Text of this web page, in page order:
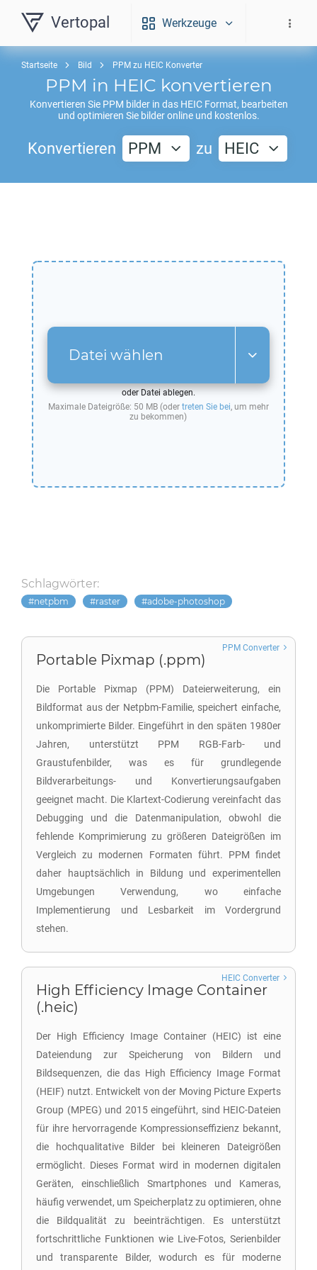
Vertopal Werkzeuge
Startseite Bild PPM zu HEIC Konverter
PPM in HEIC konvertieren
Konvertieren Sie PPM bilder in das HEICFormat, bearbeiten
und optimieren Sie bilder online und kostenlos.
Konvertieren PPM zu HEIC
Datei wählen
oder Datei ablegen.
Maximale Dateigröße: 50 MB (oder treten Sie bei, um mehr
zu bekommen)
Schlagwörter:
netpbm raster adobe-photoshop
Portable Pixmap (.ppm)
Die Portable Pixmap (PPM) Dateierweiterung, ein
Bildformat aus der Netpbm-Familie, speichert einfache,
unkomprimierte Bilder. Eingeführt in den späten 1980er
Jahren, unterstützt PPM RGB-Farb- und
Graustufenbilder, was es für grundlegende
Bildverarbeitungs- und Konvertierungsaufgaben
geeignet macht. Die Klartext-Codierung vereinfacht das
Debugging und die Datenmanipulation, obwohl die
fehlende Komprimierung zu größeren Dateigrößen im
Vergleich zu modernen Formaten führt. PPM findet
daher hauptsächlich in Bildung und experimentellen
Umgebungen Verwendung, wo einfache
Implementierung und Lesbarkeit im Vordergrund
stehen.
PPM Converter
High Efficiency Image Container
(.heic)
Der High Efficiency Image Container (HEIC) ist eine
Dateiendung zur Speicherung von Bildern und
Bildsequenzen, die das High Efficiency Image Format
(HEIF) nutzt. Entwickelt von der Moving Picture Experts
Group (MPEG) und 2015 eingeführt, sind HEIC-Dateien
für ihre hervorragende Kompressionseffizienz bekannt,
die hochqualitative Bilder bei kleineren Dateigrößen
ermöglicht. Dieses Format wird in modernen digitalen
Geräten, einschließlich Smartphones und Kameras,
häufig verwendet, um Speicherplatz zu optimieren, ohne
die Bildqualität zu beeinträchtigen. Es unterstützt
fortschrittliche Funktionen wie Live-Fotos, Serienbilder
und transparente Bilder, wodurch es für moderne
HEIC Converter